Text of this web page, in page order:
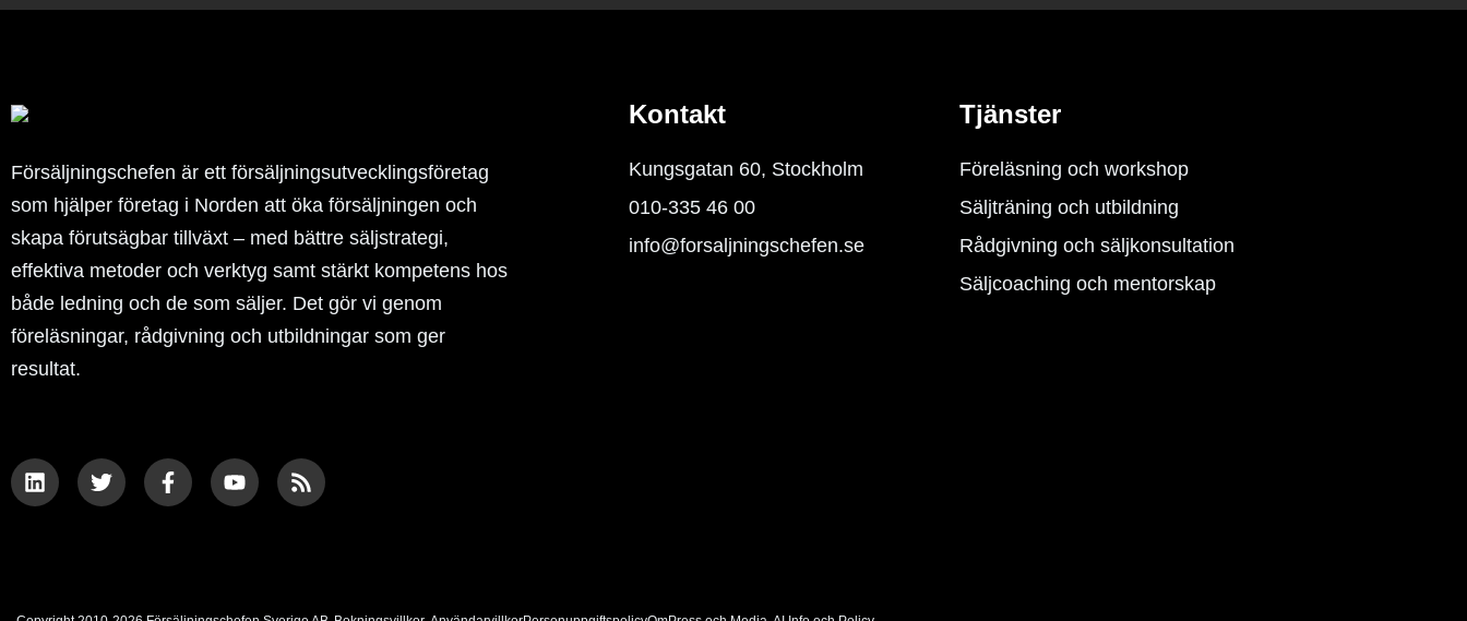
Försäljningschefen är ett försäljningsutvecklingsföretag
som hjälper företag i Norden att öka försäljningen och
skapa förutsägbar tillväxt – med bättre säljstrategi,
effektiva metoder och verktyg samt stärkt kompetens hos
både ledning och de som säljer. Det gör vi genom
föreläsningar, rådgivning och utbildningar som ger
resultat.
i
n
k
w
i
t
a
c
e
o
u
t
s
s
Kontakt
Kungsgatan 60, Stockholm
010-335 46 00
info@forsaljningschefen.se
Tjänster
Föreläsning och workshop
Säljträning och utbildning
Rådgivning och säljkonsultation
Säljcoaching och mentorskap